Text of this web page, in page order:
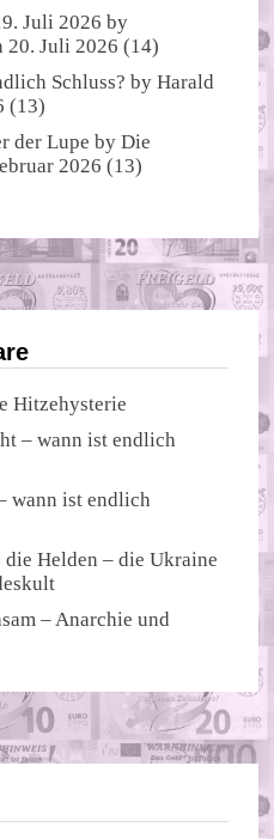
Juli 2026 by
20. Juli 2026 (14)
Schluss? byHarald
(13)
der Lupe byDie
2026 (13)
Hitzehysterie
– wann ist endlich
wann ist endlich
die Helden – die Ukraine
– Anarchie und